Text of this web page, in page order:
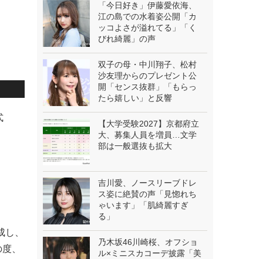
、
、
「今日好き」伊藤愛依海、
江の島での水着姿公開「カ
ッコよさが溢れてる」「く
びれ綺麗」の声
双子の母・中川翔子、松村
沙友理からのプレゼント公
開「センス抜群」「もらっ
たら嬉しい」と反響
【大学受験2027】京都府立
大、募集人員を増員…文学
部は一般選抜も拡大
吉川愛、ノースリーブドレ
ス姿に絶賛の声「見惚れち
ゃいます」「肌綺麗すぎ
る」
乃木坂46川崎桜、オフショ
ル×ミニスカコーデ披露「美